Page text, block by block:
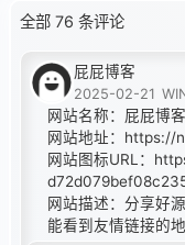
全部 76 条评论
屁屁博客
2025-02-21
网站名称：屁屁博客
网站地址： https://
网站图标URL：
网站描述：分享好源
能看到友情链接的地